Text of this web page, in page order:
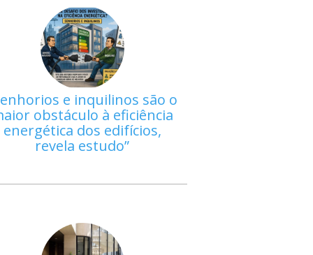
e inquilinos são o
obstáculo à eficiência
energética dos edifícios,
revela estudo